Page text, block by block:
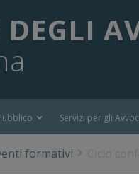
Servizi per gli
formativi